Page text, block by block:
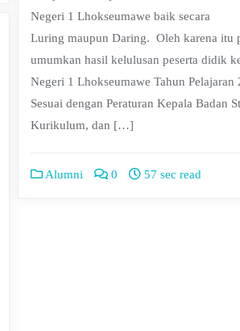
Negeri 1 Lhokseumawe baik secara
Luring maupun Daring. Oleh karena itu
umumkan hasil kelulusan peserta didik
Negeri 1 Lhokseumawe Tahun Pelajaran
Sesuai dengan Peraturan Kepala Badan
Kurikulum, dan […]
Alumni 0 57 sec read